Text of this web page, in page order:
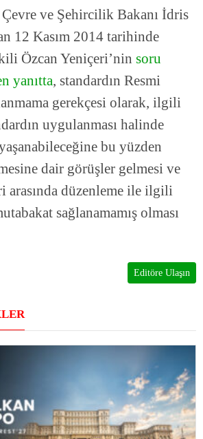
ve Şehircilik Bakanı İdris
12 Kasım 2014 tarihinde
Özcan Yeniçeri’nin soru
yanıtta, standardın Resmi
gerekçesi olarak, ilgili
uygulanması halinde
bu yüzden
dair görüşler gelmesi ve
arasında düzenleme ile ilgili
sağlanamamış olması
Editöre Ulaşın